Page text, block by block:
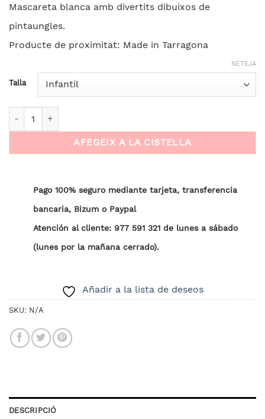
preus:
a
7.99€
Mascareta blanca amb divertits dibuixos de
pintaungles.
Producte de proximitat: Made in Tarragona
Talla
NETEJA
quantitat de Mascareta "Pintaungles"
AFEGEIX A LA CISTELLA
Pago 100% seguro mediante tarjeta, transferencia
bancaria, Bizum o Paypal
Atención al cliente: 977 591 321 de lunes a sábado
(lunes por la mañana cerrado).
Añadir a la lista de deseos
SKU: N/A
DESCRIPCIÓ